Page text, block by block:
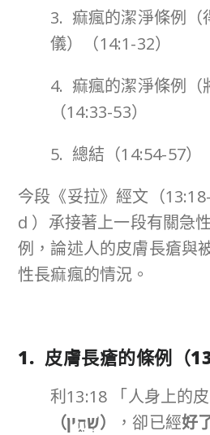
3. 痲瘋的潔淨條例（
儀）（14:1-32）
4. 痲瘋的潔淨條例（
（14:33-53）
5. 總結（14:54-57）
今段《妥拉》經文（
d ）承接著上一段有關急
例，論述人的皮膚長瘡與
性長痲瘋的情況。
1. 皮膚長瘡的條例（
利13:18 「人身上的
（שְׁחִ֑ין） ，卻已經好